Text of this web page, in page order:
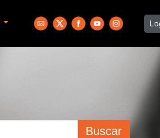
Buscar